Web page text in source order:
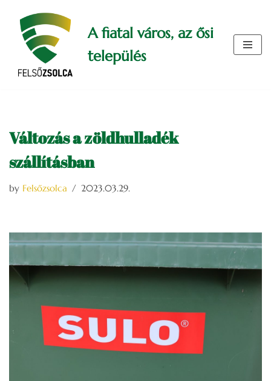
Skip
content
A fiatal város, az ősi
település
Változás a zöldhulladék
szállításban
by Felsőzsolca 2023.03.29.